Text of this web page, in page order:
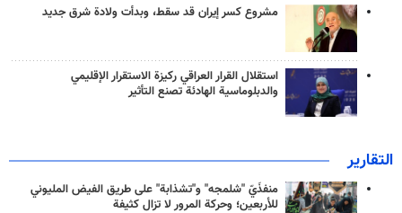
مشروع كسر إيران قد سقط، وبدأت ولادة شرق جديد
استقلال القرار العراقي ركيزة الاستقرار الإقليمي
والدبلوماسية الهادئة تصنع التأثير
التقارير
منفذَيّ "شلمجه" و"تشذابة" على طريق الفيض المليوني
للأربعين؛ وحركة المرور لا تزال كثيفة